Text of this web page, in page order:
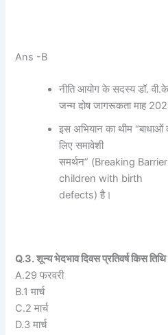
Ans -B
नीति आयोग के सदस्य डॉ.
जन्म दोष जागरूकता माह
इस अभियान का थीम “बाधाओं
लिए समावेशी
समर्थन” (Breaking
children with birth
defects) है।
Q.3. शून्य भेदभाव दिवस प्रतिवर्ष किस तिथि
A.29 फरवरी
B.1 मार्च
C.2 मार्च
D.3 मार्च